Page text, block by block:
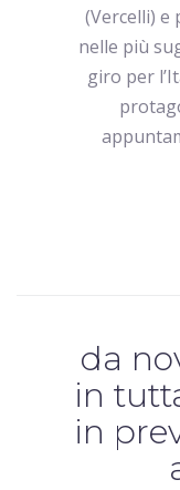
(Vercelli) e
nelle più
giro per
da
in
in